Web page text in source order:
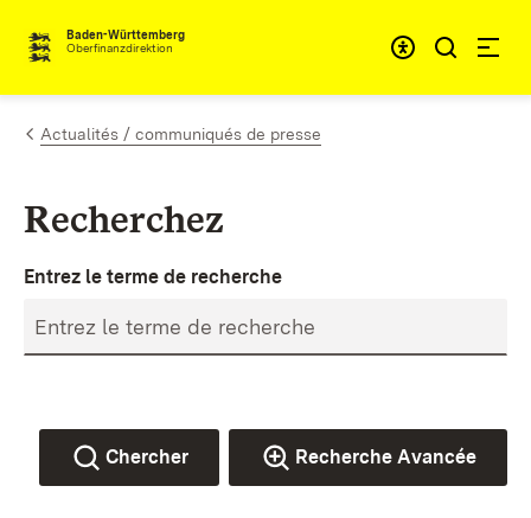
Passer au contenu
Baden-Württemberg
Oberfinanzdirektion
Actualités / communiqués de presse
Recherchez
Entrez le terme de recherche
Chercher Recherche Avancée